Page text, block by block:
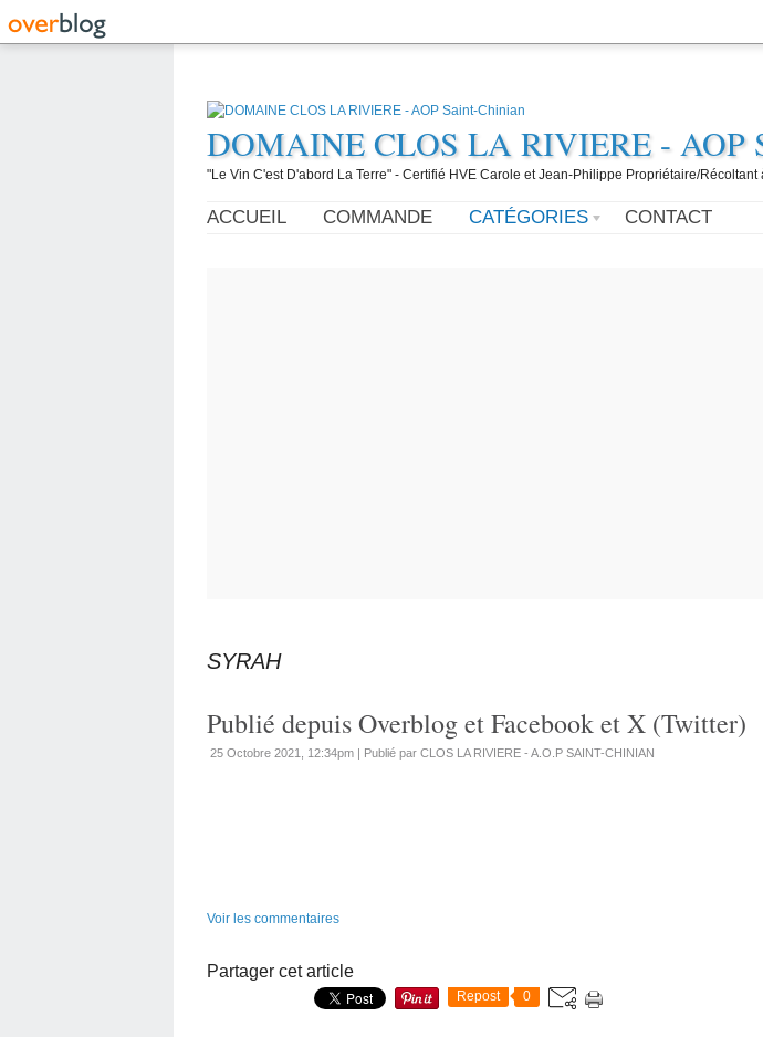
DOMAINE CLOS LA RIVIERE - AOP
"Le Vin C'est D'abord La Terre" - Certifié HVE Carole et Jean-Philippe Propriétaire/
ACCUEIL COMMANDE CATÉGORIES CONTACT
SYRAH
Publié depuis Overblog et Facebook et X (Twitter)
25 Octobre 2021, 12:34pm | Publié par CLOS LA RIVIERE - A.O.P SAINT-CHINIAN
Voir les commentaires
Partager cet article
Repost 0